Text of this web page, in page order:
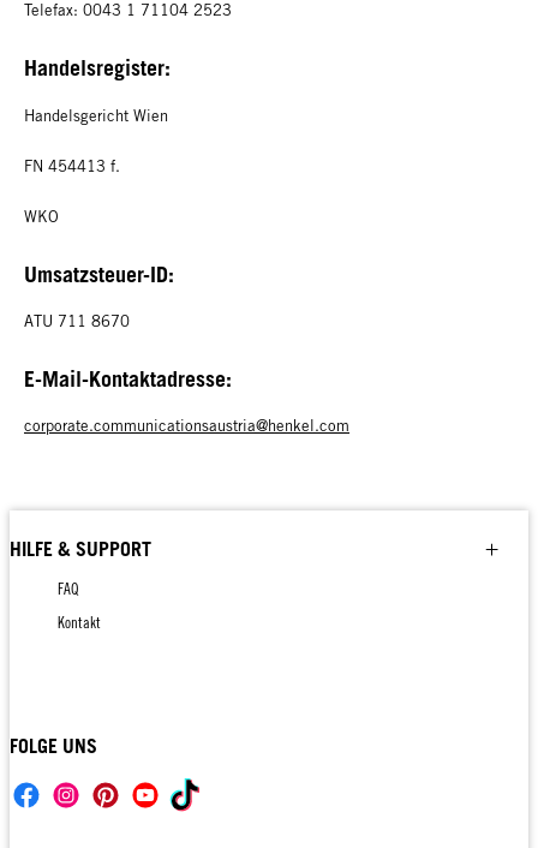
Telefax: 0043 1 71104 2523
Handelsregister:
Handelsgericht Wien
FN 454413 f.
WKO
Umsatzsteuer-ID:
ATU 711 8670
E-Mail-Kontaktadresse:
corporate.communicationsaustria@henkel.com
HILFE & SUPPORT
FAQ
Kontakt
FOLGE UNS